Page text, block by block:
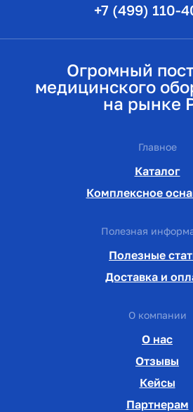
+7 (499) 110-
Огромный
медицинского
на рынке
Главное
Каталог
Комплексное
Полезная
Полезные
Доставка и
О компании
О нас
Отзывы
Кейсы
Партнерам